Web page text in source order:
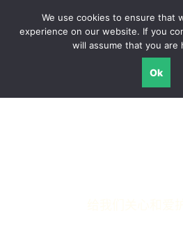
We use cookies to ensure that
experience on our website. If you
will assume that you are
Ok